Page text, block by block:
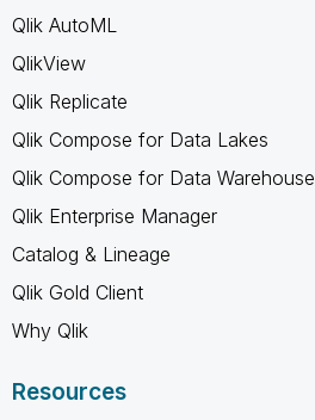
Qlik AutoML
QlikView
Qlik Replicate
Qlik Compose for Data Lakes
Qlik Compose for Data Warehouse
Qlik Enterprise Manager
Catalog & Lineage
Qlik Gold Client
Why Qlik
Resources